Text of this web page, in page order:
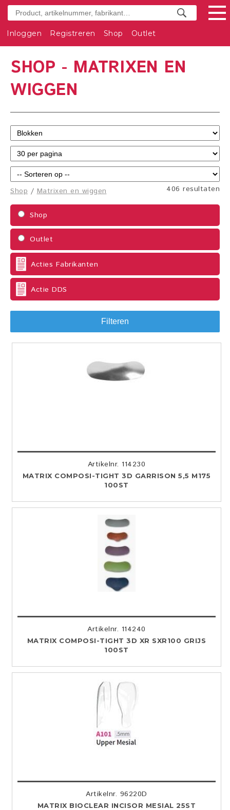
Inloggen Registreren Shop Outlet
SHOP - MATRIXEN EN
WIGGEN
406 resultaten
Shop /Matrixen en wiggen
Shop
Outlet
Acties Fabrikanten
Actie DDS
Filteren
Artikelnr. 114230
MATRIX COMPOSI-TIGHT 3D GARRISON 5,5 M175
100ST
Artikelnr. 114240
MATRIX COMPOSI-TIGHT 3D XR SXR100 GRIJS
100ST
Artikelnr. 96220D
MATRIX BIOCLEAR INCISOR MESIAL 25ST